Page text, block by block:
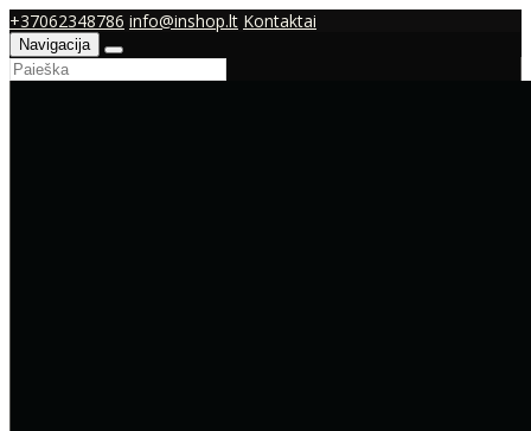
+37062348786 info@inshop.lt Kontaktai
Navigacija